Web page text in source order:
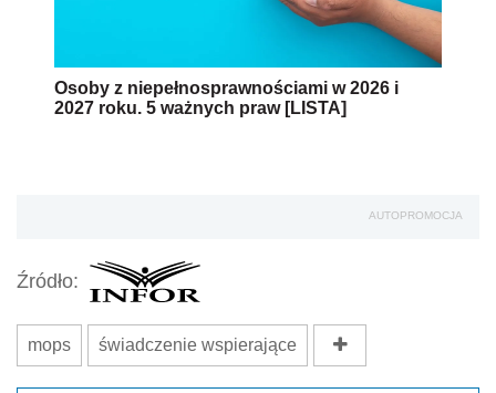
Osoby z niepełnosprawnościami w 2026 i
2027 roku. 5 ważnych praw [LISTA]
AUTOPROMOCJA
Źródło:
mops świadczenie wspierające